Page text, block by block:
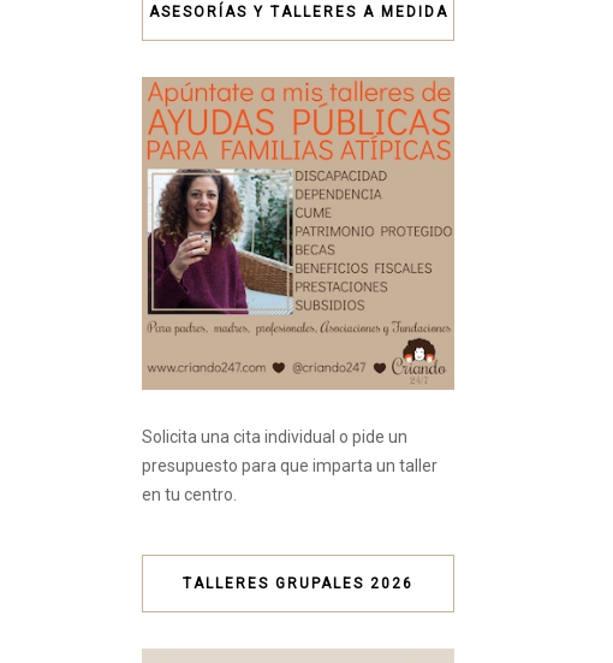
ASESORÍAS Y TALLERES A MEDIDA
Solicita una cita individual o pide un
presupuesto para que imparta un taller
en tu centro.
TALLERES GRUPALES 2026